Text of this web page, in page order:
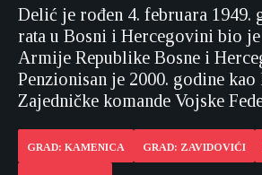
Delić je rođen 4. februara 1949.
rata u Bosni i Hercegovini bio
Armije Republike Bosne i
Penzionisan je 2000. godine kao
Zajedničke komande Vojske
GRAD: KAMENICA GRAD: ZAVIDOVIĆI